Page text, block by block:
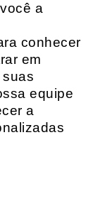
a
conhecer
em
equipe
a